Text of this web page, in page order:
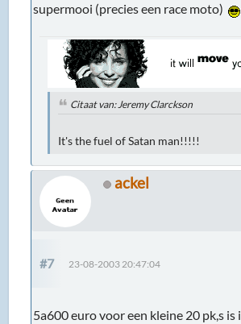
supermooi (precies een race moto)
Citaat van: Jeremy Clarckson
It's the fuel of Satan man!!!!!
ackel
#7 23-08-2003 20:47:04
5a600 euro voor een kleine 20 pk,s is